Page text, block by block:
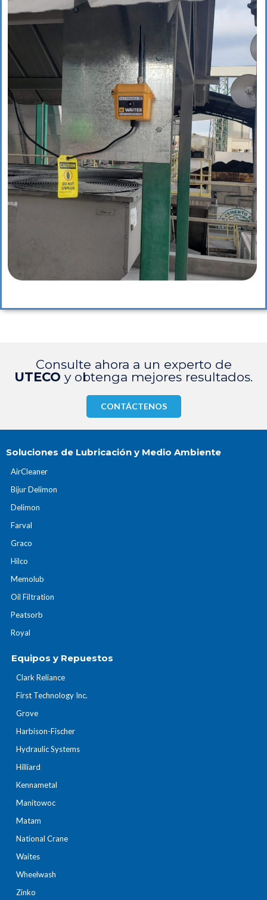
Consulte ahora a un experto de
UTECO y obtenga mejores resultados.
CONTÁCTENOS
Soluciones de Lubricación y Medio Ambiente
AirCleaner
Bijur Delimon
Delimon
Farval
Graco
Hilco
Memolub
Oil Filtration
Peatsorb
Royal
Equipos y Repuestos
Clark Reliance
First Technology Inc.
Grove
Harbison-Fischer
Hydraulic Systems
Hilliard
Kennametal
Manitowoc
Matam
National Crane
Waites
Wheelwash
Zinko